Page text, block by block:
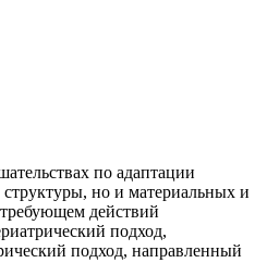
по адаптации
но и материальных и
действий
подход,
подход, направленный